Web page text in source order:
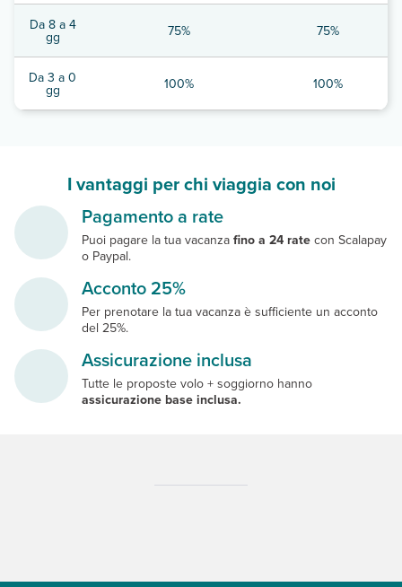
Da 8 a 4
gg 75% 75%
Da 3 a 0
gg 100% 100%
I vantaggi per chi viaggia con noi
Pagamento a rate
Puoi pagare la tua vacanza fino a 24 rate con Scalapay
o Paypal.
Acconto 25%
Per prenotare la tua vacanza è sufficiente un acconto
del 25%.
Assicurazione inclusa
Tutte le proposte volo + soggiorno hanno
assicurazione base inclusa.